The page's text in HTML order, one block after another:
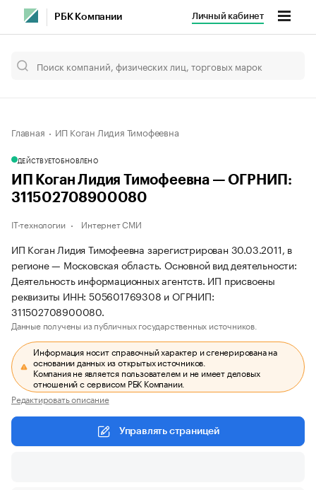
РБК Компании Личный кабинет
Главная ИП Коган Лидия Тимофеевна
ДЕЙСТВУЕТОБНОВЛЕНО
ИП Коган Лидия Тимофеевна — ОГРНИП:
311502708900080
IT-технологии Интернет СМИ
ИП Коган Лидия Тимофеевна зарегистрирован 30.03.2011, в
регионе — Московская область. Основной вид деятельности:
Деятельность информационных агентств. ИП присвоены
реквизиты ИНН: 505601769308 и ОГРНИП:
311502708900080.
Данные получены из публичных государственных источников.
Информация носит справочный характер и сгенерирована на
основании данных из открытых источников.
Компания не является пользователем и не имеет деловых
отношений с сервисом РБК Компании.
Редактировать описание
Управлять страницей